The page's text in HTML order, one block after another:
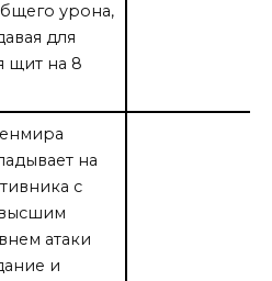
урона,
для
щит на 8
на
с
атаки
и